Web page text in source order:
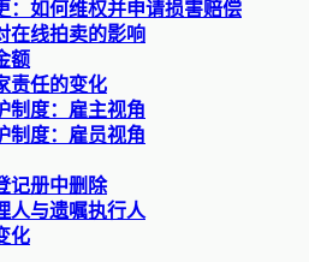
：如何维权并申请损害赔偿
在线拍卖的影响
额
责任的变化
制度：雇主视角
制度：雇员视角
记册中删除
人与遗嘱执行人
化